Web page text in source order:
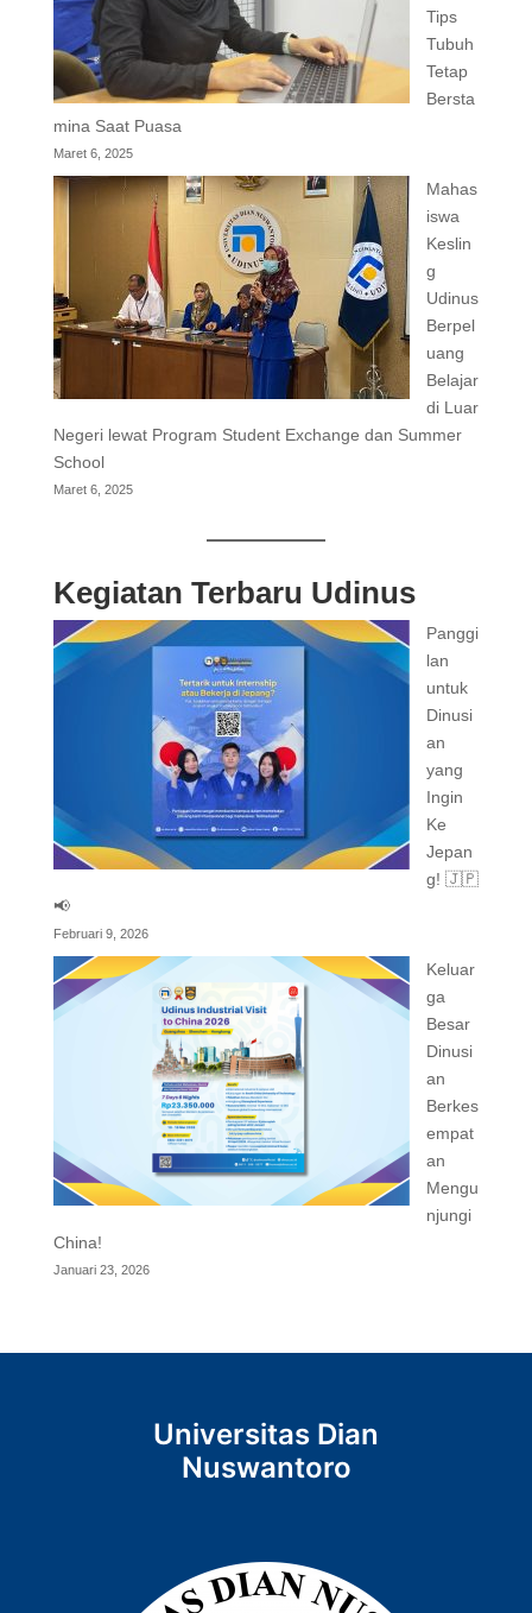
Tips
Tubuh
Tetap
Bersta
mina Saat Puasa
Maret 6, 2025
Mahas
iswa
Keslin
g
Udinus
Berpel
uang
Belajar
di Luar
Negeri lewat Program Student Exchange dan Summer
School
Maret 6, 2025
Kegiatan Terbaru Udinus
Panggi
lan
untuk
Dinusi
an
yang
Ingin
Ke
Jepan
g! 🇯🇵
📢
Februari 9, 2026
Keluar
ga
Besar
Dinusi
an
Berkes
empat
an
Mengu
njungi
China!
Januari 23, 2026
Universitas Dian
Nuswantoro